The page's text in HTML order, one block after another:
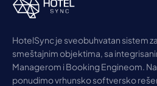
HotelSync je sveobuhvatan sistem
smeštajnim objektima, sa
Managerom i Booking Engineom.
ponudimo vrhunsko softversko